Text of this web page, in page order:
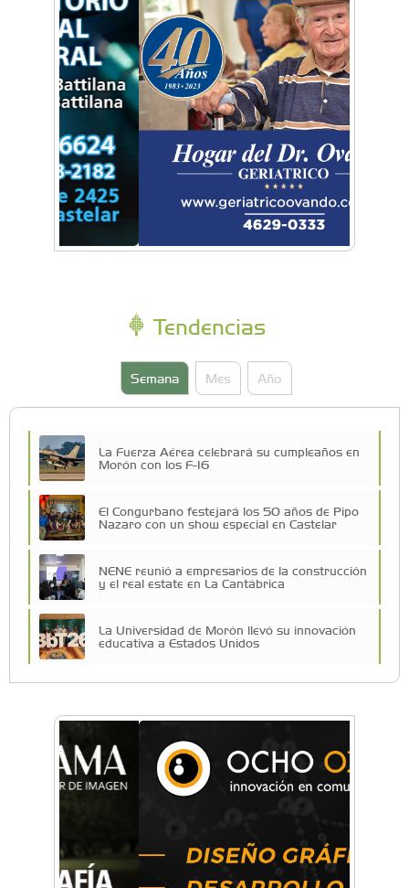
Viva Fest llenó la plaza San Martín de Haedo
con música, feria y familias
Tendencias
Semana Mes Año
La Fuerza Aérea celebrará su cumpleaños en
Morón con los F-16
El Congurbano festejará los 50 años de Pipo
Nazaro con un show especial en Castelar
NENE reunió a empresarios de la construcción
y el real estate en La Cantábrica
La Universidad de Morón llevó su innovación
educativa a Estados Unidos
La primera vez que Eva Perón voló en avión lo
hizo desde Morón
Mariana Croce: "Hoy las empresas necesitan
Música, teatro, yoga, danza y mucho más:
Conocé todos los talleres para aprender y